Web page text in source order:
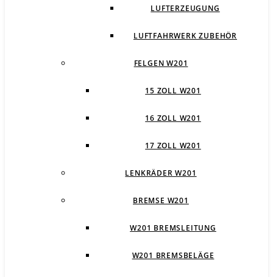
LUFTERZEUGUNG
LUFTFAHRWERK ZUBEHÖR
FELGEN W201
15 ZOLL W201
16 ZOLL W201
17 ZOLL W201
LENKRÄDER W201
BREMSE W201
W201 BREMSLEITUNG
W201 BREMSBELÄGE